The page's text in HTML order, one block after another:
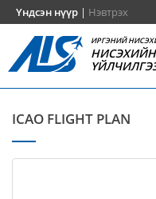
Үндсэн нүүр | Нэвтрэх
ИРГЭНИЙ
ICAO FLIGHT PLAN